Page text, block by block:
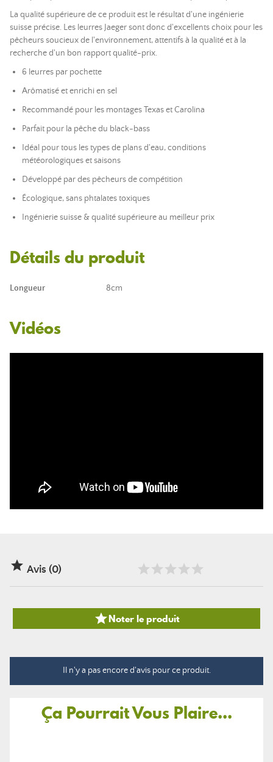
La qualité supérieure de ce produit est le résultat d'une ingénierie
suisse précise. Les leurres Jaeger sont donc d'excellentschoix pour les
pêcheurs soucieux de l'environnement, attentifs à la qualité et à la
recherche d'un bon rapport qualité-prix.
6 leurres par pochette
Arômatisé et enrichi en sel
Recommandé pour les montages Texas et Carolina
Parfait pour la pêche du black-bass
Idéal pour tous les types de plans d'eau, conditions
météorologiques et saisons
Développé par des pêcheurs de compétition
Écologique, sans phtalates toxiques
Ingénierie suisse & qualité supérieure au meilleur prix
Détails du produit
Longueur 8cm
Vidéos
 Avis (0)
Noter le produit
Il n'y a pas encore d'avis pour ce produit.
Ça Pourrait Vous Plaire...